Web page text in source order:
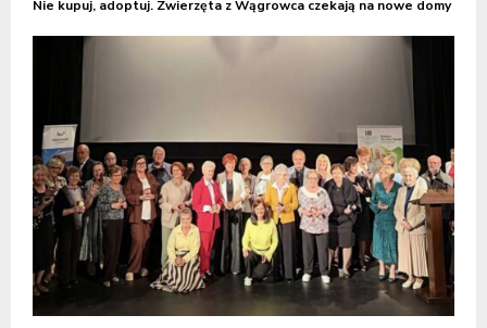
Nie kupuj, adoptuj. Zwierzęta z Wągrowca czekają na nowe domy